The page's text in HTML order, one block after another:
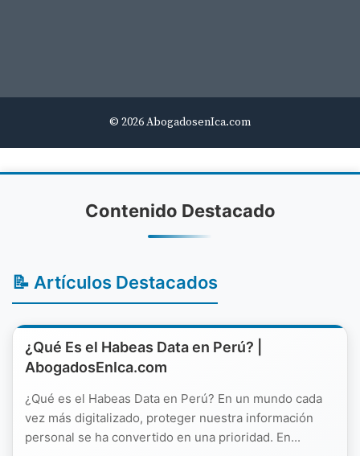
© 2026 AbogadosenIca.com
Contenido Destacado
📝 Artículos Destacados
¿Qué Es el Habeas Data en Perú? |
AbogadosEnIca.com
¿Qué es el Habeas Data en Perú? En un mundo cada
vez más digitalizado, proteger nuestra información
personal se ha convertido en una prioridad. En...